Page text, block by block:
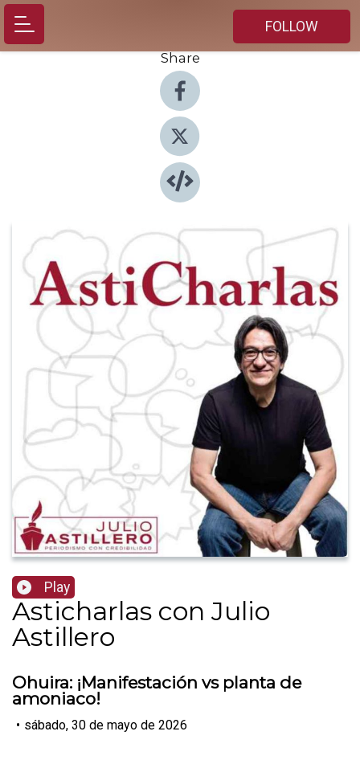
FOLLOW
Share
Play
Asticharlas con Julio
Astillero
Ohuira: ¡Manifestación vs planta de
amoniaco!
• sábado, 30 de mayo de 2026